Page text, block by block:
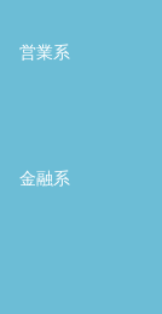
営業系
金融系